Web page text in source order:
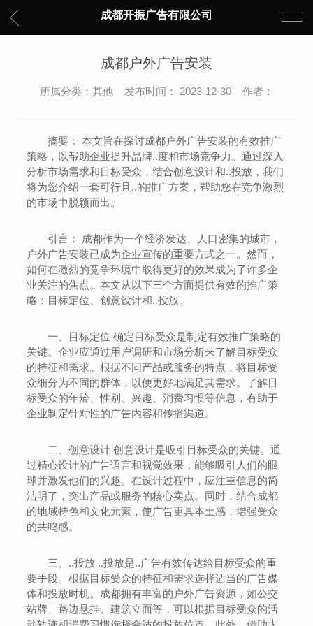
成都开振广告有限公司
成都户外广告安装
所属分类：其他 发布时间： 2023-12-30 作者：
摘要： 本文旨在探讨成都户外广告安装的有效推广
策略，以帮助企业提升品牌..度和市场竞争力。通过深入
分析市场需求和目标受众，结合创意设计和..投放，我们
将为您介绍一套可行且..的推广方案，帮助您在竞争激烈
的市场中脱颖而出。
引言： 成都作为一个经济发达、人口密集的城市，
户外广告安装已成为企业宣传的重要方式之一。然而，
如何在激烈的竞争环境中取得更好的效果成为了许多企
业关注的焦点。本文从以下三个方面提供有效的推广策
略：目标定位、创意设计和..投放。
一、目标定位 确定目标受众是制定有效推广策略的
关键。企业应通过用户调研和市场分析来了解目标受众
的特征和需求。根据不同产品或服务的特点，将目标受
众细分为不同的群体，以便更好地满足其需求。了解目
标受众的年龄、性别、兴趣、消费习惯等信息，有助于
企业制定针对性的广告内容和传播渠道。
二、创意设计 创意设计是吸引目标受众的关键。通
过精心设计的广告语言和视觉效果，能够吸引人们的眼
球并激发他们的兴趣。在设计过程中，应注重信息的简
洁明了，突出产品或服务的核心卖点。同时，结合成都
的地域特色和文化元素，使广告更具本土感，增强受众
的共鸣感。
三、..投放 ..投放是..广告有效传达给目标受众的重
要手段。根据目标受众的特征和需求选择适当的广告媒
体和投放时机。成都拥有丰富的户外广告资源，如公交
站牌、路边悬挂、建筑立面等，可以根据目标受众的活